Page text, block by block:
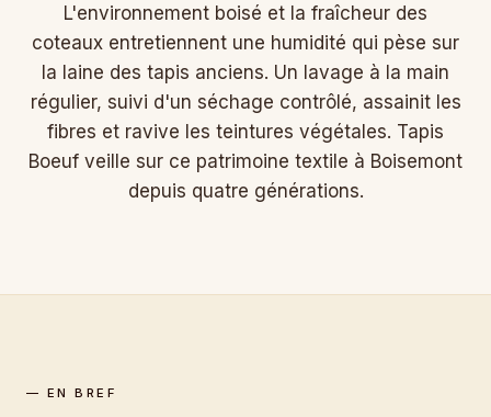
L'environnement boisé et la fraîcheur des
coteaux entretiennent une humidité qui pèse sur
la laine des tapis anciens. Un lavage à la main
régulier, suivi d'un séchage contrôlé, assainit les
fibres et ravive les teintures végétales. Tapis
Boeuf veille sur ce patrimoine textile à Boisemont
depuis quatre générations.
— EN BREF